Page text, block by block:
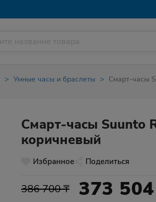
Умные часы и браслеты Смарт-часы
Смарт-часы Suunto
коричневый
Избранное Поделиться
386 700 ₸ 373 504